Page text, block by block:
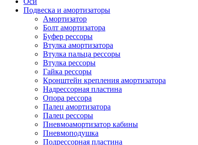
Подвеска и амортизаторы
Амортизатор
Болт амортизатора
Буфер рессоры
Втулка амортизатора
Втулка пальца рессоры
Втулка рессоры
Гайка рессоры
Кронштейн крепления амортизатора
Надрессорная пластина
Опора рессора
Палец амортизатора
Палец рессоры
Пневмоамортизатор кабины
Пневмоподушка
Подрессорная пластина